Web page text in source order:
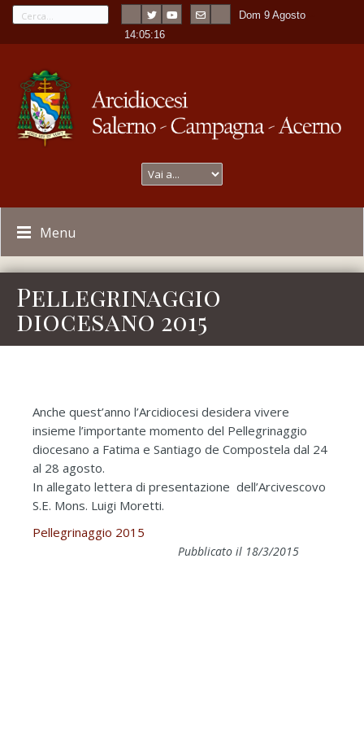
Dom 9 Agosto
14:05:16
Menu
Pellegrinaggio
diocesano 2015
Anche quest’anno l’Arcidiocesi desidera vivere
insieme l’importante momento del Pellegrinaggio
diocesano a Fatima e Santiago de Compostela dal 24
al 28 agosto.
In allegato lettera di presentazione dell’Arcivescovo
S.E. Mons. Luigi Moretti.
Pellegrinaggio 2015
Pubblicato il 18/3/2015